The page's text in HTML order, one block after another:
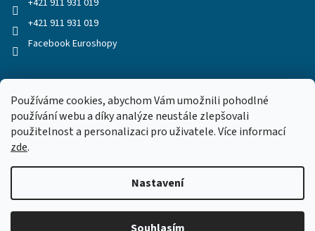
Používáme cookies, abychom Vám umožnili pohodlné
používání webu a díky analýze neustále zlepšovali
použitelnost a personalizaci pro uživatele. Více informací
zde.
Nastavení
+421 911 931 019
+421 911 931 019
Facebook Euroshopy
Vytvořil Shoptet